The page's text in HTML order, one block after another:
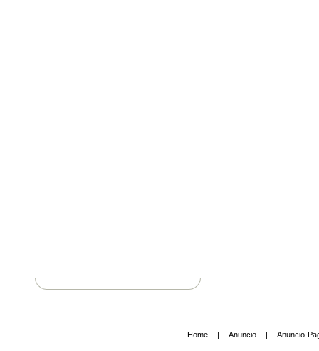
Home | Anuncio | Anuncio-